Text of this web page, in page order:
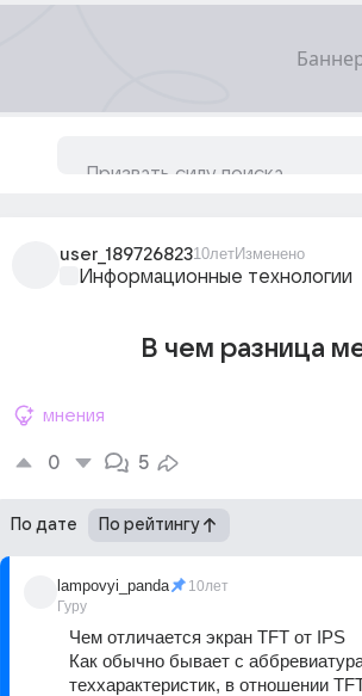
user_18972682310летИзменено
Информационные технологии
В чем разница
мнения
0 5
По дате По рейтингу
lampovyi_panda
Гуру
10лет
Чем отличается экран TFT от IPS
Как обычно бывает с
теххарактеристик, в отношении